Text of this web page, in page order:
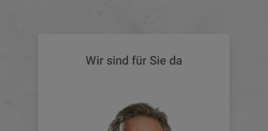
Wir sind für Sie da